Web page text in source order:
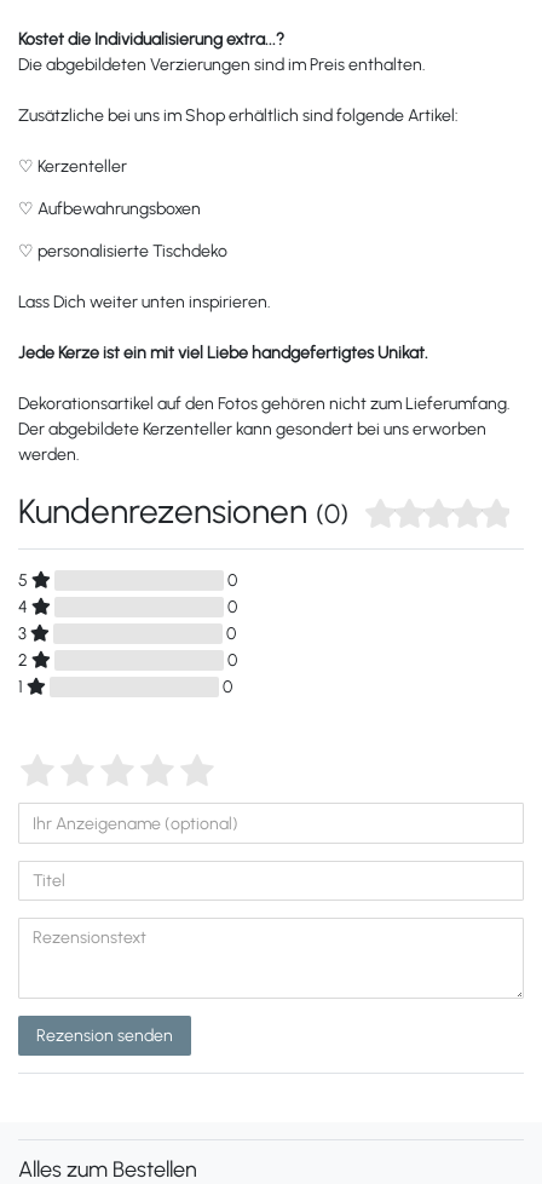
Kostet die Individualisierung extra...?
Die abgebildeten Verzierungen sind im Preis enthalten.
Zusätzliche bei uns im Shop erhältlich sind folgende Artikel:
♡ Kerzenteller
♡ Aufbewahrungsboxen
♡ personalisierte Tischdeko
Lass Dich weiter unten inspirieren.
Jede Kerze ist ein mit viel Liebe handgefertigtes Unikat.
Dekorationsartikel auf den Fotos gehören nicht zum Lieferumfang.
Der abgebildete Kerzenteller kann gesondert bei uns erworben
werden.
Kundenrezensionen (0)
5
0
4
0
3
0
2
0
1
0
Rezension senden
Alles zum Bestellen